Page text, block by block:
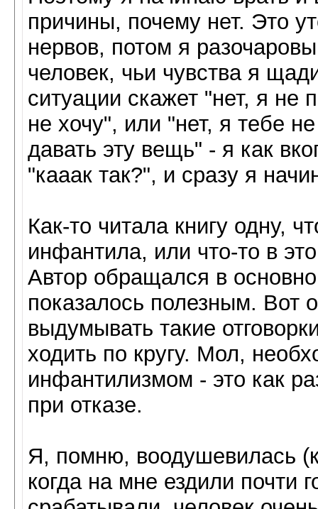
причины, почему нет. Это
нервов, потом я
человек, чьи чувства я
ситуации скажет "нет, я не
не хочу", или "нет, я тебе
давать эту вещь" - я как
"кааак так?", и сразу я
Как-то читала книгу одну,
инфантила, или что-то в
Автор обращался в
показалось полезным. Вот
выдумывать такие
ходить по кругу. Мол,
инфантилизмом - это как
при отказе.
Я, помню, воодушевилась
когда на мне ездили почти